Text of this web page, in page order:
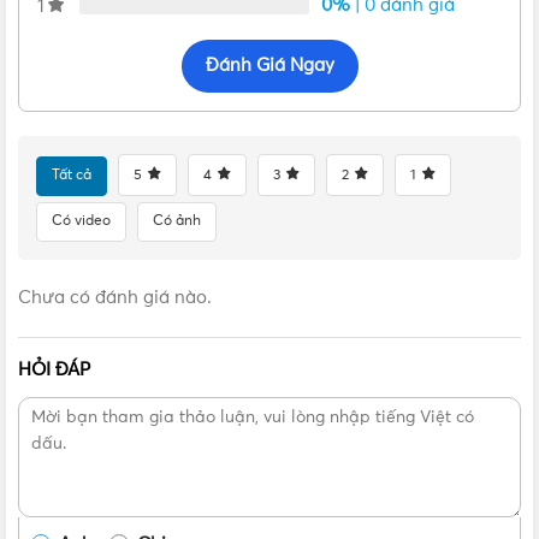
Nhôm màu Bạc
1
0% | 0 đánh giá
Đánh Giá Ngay
Tất cả 5 4 3 2 1
Có video Có ảnh
Chưa có đánh giá nào.
HỎI ĐÁP